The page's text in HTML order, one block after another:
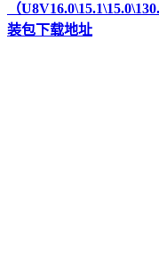
（
装包下载地址